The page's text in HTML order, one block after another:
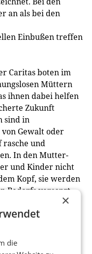
an als bei den
Einbußen treffen
Caritas boten im
Müttern
ihnen dabei helfen
Zukunft
sind in
Gewalt oder
rasche und
In den Mutter-
und Kinder nicht
Kopf, sie werden
Bedarfs versorgt,
können auf eine
ihrem Weg zurück
Leben zu
×
die